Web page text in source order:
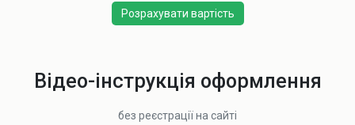
Розрахувати вартість
Відео-інструкція оформлення
без реєстрації на сайті